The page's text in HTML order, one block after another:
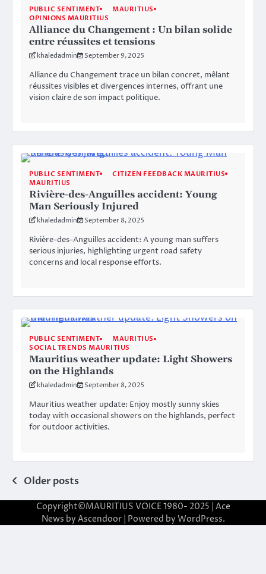
PUBLIC SENTIMENT
MAURITIUS
OPINIONS MAURITIUS
Alliance du Changement : Un bilan solide
entre réussites et tensions
khaledadmin September 9, 2025
Alliance du Changement trace un bilan concret, mêlant
réussites visibles et divergences internes, offrant une
vision claire de son impact politique.
PUBLIC SENTIMENT
CITIZEN FEEDBACK MAURITIUS
MAURITIUS
Rivière-des-Anguilles accident: Young
Man Seriously Injured
khaledadmin September 8, 2025
Rivière-des-Anguilles accident: A young man suffers
serious injuries, highlighting urgent road safety
concerns and local response efforts.
PUBLIC SENTIMENT
MAURITIUS
SOCIAL TRENDS MAURITIUS
Mauritius weather update: Light Showers
on the Highlands
khaledadmin September 8, 2025
Mauritius weather update: Enjoy mostly sunny skies
today with occasional showers on the highlands, perfect
for outdoor activities.
Posts
navigation
Older posts
Copyright©MAURITIUS VOICE 1980- 2025 | Ace
News by Ascendoor| Powered by WordPress.